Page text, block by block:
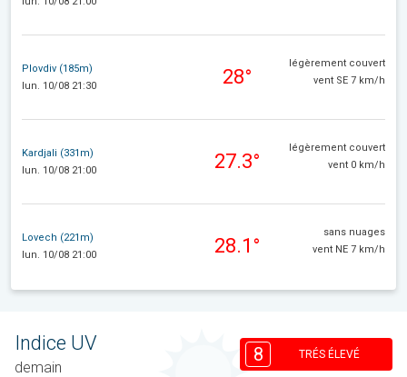
Plovdiv (185m)
lun. 10/08 21:30
28°
légèrement couvert
vent SE 7 km/h
Kardjali (331m)
lun. 10/08 21:00
27.3°
légèrement couvert
vent 0 km/h
Lovech (221m)
lun. 10/08 21:00
28.1°
sans nuages
vent NE 7 km/h
Indice UV
demain
8 TRÉS ÉLEVÉ